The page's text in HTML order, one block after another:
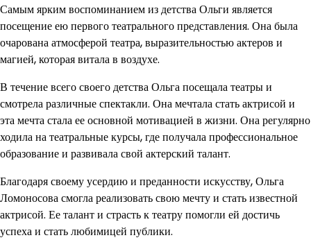
Самым ярким воспоминанием из детства Ольги является
посещение ею первого театрального представления. Она была
очарована атмосферой театра, выразительностью актеров и
магией, которая витала в воздухе.
В течение всего своего детства Ольга посещала театры и
смотрела различные спектакли. Она мечтала стать актрисой и
эта мечта стала ее основной мотивацией в жизни. Она регулярно
ходила на театральные курсы, где получала профессиональное
образование и развивала свой актерский талант.
Благодаря своему усердию и преданности искусству, Ольга
Ломоносова смогла реализовать свою мечту и стать известной
актрисой. Ее талант и страсть к театру помогли ей достичь
успеха и стать любимицей публики.